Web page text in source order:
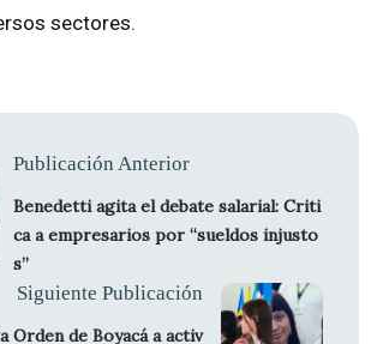
sectores.
Publicación Anterior
Benedetti agita el debate salarial: Criti
ca a empresarios por “sueldos injusto
s”
Siguiente Publicación
Orden de Boyacá a activ